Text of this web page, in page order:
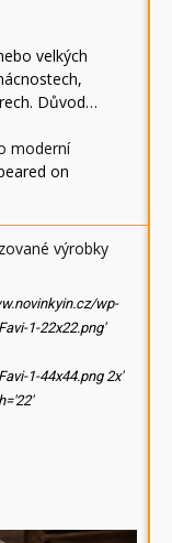
velkých
Důvod…
moderní
on
výrobky
wp-
1-22x22.png'
1-44x44.png 2x'